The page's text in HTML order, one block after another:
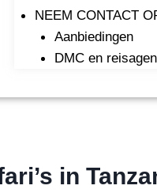
NEEM CONTACT
Aanbiedingen
DMC en
in